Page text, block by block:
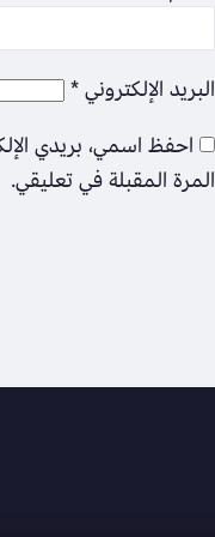
البريد الإلكتروني*
احفظ اسمي، بريدي
المرة المقبلة في تعليقي.